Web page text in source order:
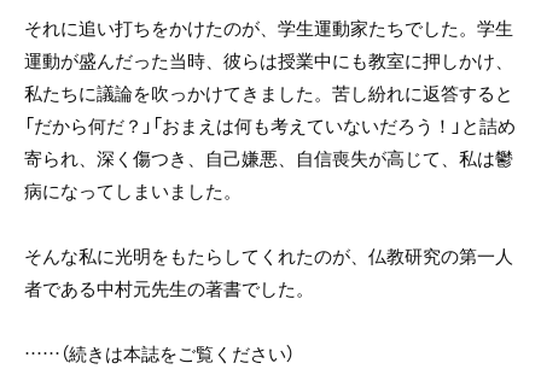
それに追い打ちをかけたのが、学生運動家たちでした。学生
運動が盛んだった当時、彼らは授業中にも教室に押しかけ、
私たちに議論を吹っかけてきました。苦し紛れに返答すると
「だから何だ？」「おまえは何も考えていないだろう！」と詰め
寄られ、深く傷つき、自己嫌悪、自信喪失が高じて、私は鬱
病になってしまいました。
そんな私に光明をもたらしてくれたのが、仏教研究の第一人
者である中村元先生の著書でした。
……（続きは本誌をご覧ください）